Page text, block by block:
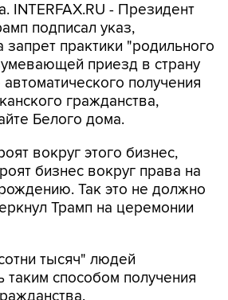
INTERFAX.RU - Президент
подписал указ,
практики "родильного
приезд в страну
получения
гражданства,
Белого дома.
вокруг этого бизнес,
бизнес вокруг права на
Так это не должно
Трамп на церемонии
тысяч" людей
таким способом получения